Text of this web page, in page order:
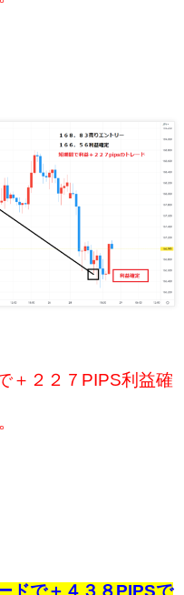
＋２２７PIPS利益確
ドで＋４３８PIPSで